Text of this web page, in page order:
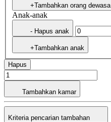
+Tambahkan orang dewasa
Anak-anak
- Hapus anak
+Tambahkan anak
Hapus
Tambahkan kamar
Kriteria pencarian tambahan